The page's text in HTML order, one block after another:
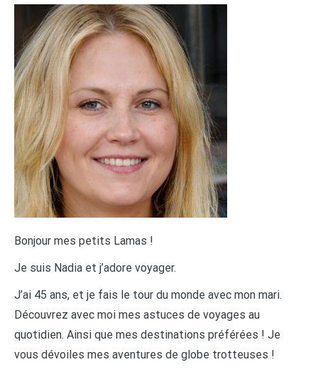
Bonjour mes petits Lamas !
Je suis Nadia et j’adore voyager.
J’ai 45 ans, et je fais le tour du monde avec mon mari.
Découvrez avec moi mes astuces de voyages au
quotidien. Ainsi que mes destinations préférées ! Je
vous dévoiles mes aventures de globe trotteuses !